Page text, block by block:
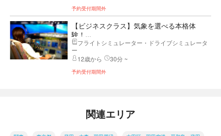
予約受付期間外
【ビジネスクラス】気象を選べる本格体
験！...
フライトシミュレーター・ドライブシミュレータ
ー
12歳から
30分 ~
予約受付期間外
関連エリア